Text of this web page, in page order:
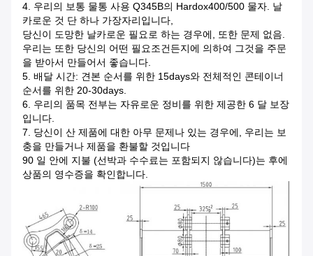
4. 우리의 보통 물통 사용 Q345B의 Hardox400/500 물자. 날
카로운 것 단 하나 가장자리입니다,
당신이 도망한 날카로운 필요로 하는 경우에, 또한 문제 없음.
우리는 또한 당신의 어떤 필요조건든지에 의하여 그것을 주문
을 받아서 만들어서 좋습니다.
5. 배달 시간: 견본 순서를 위한 15days와 전체적인 콘테이너
순서를 위한 20-30days.
6. 우리의 품목 전부는 자유로운 정비를 위한 제공한 6 달 보장
입니다.
7. 당신이 산 제품에 대한 아무 문제나 있는 경우에, 우리는 보
충을 만들거나 제품을 환불할 것입니다
90 일 안에 지불 (선박과 수수료는 포함되지 않습니다)는 후에
상품의 영수증을 확인합니다.